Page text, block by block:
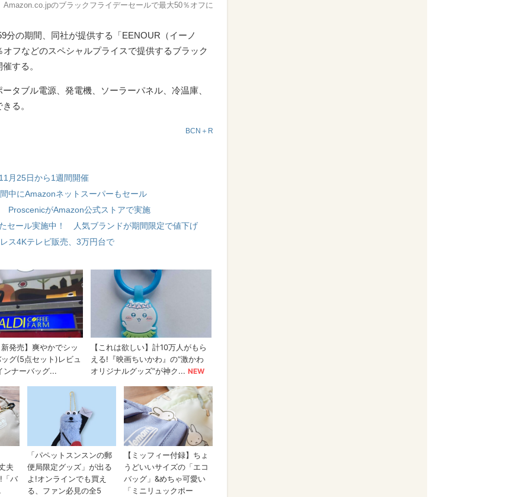
のブラックフライデーセールで最大50％オフに
分の期間、同社が提供する「EENOUR（イーノ
フなどのスペシャルプライスで提供するブラック
する。
タブル電源、発電機、ソーラーパネル、冷温庫、
る。
BCN＋R
月25日から1週間開催
中にAmazonネットスーパーもセール
ProscenicがAmazon公式ストアで実施
セール実施中！ 人気ブランドが期間限定で値下げ
ス4Kテレビ販売、3万円台で